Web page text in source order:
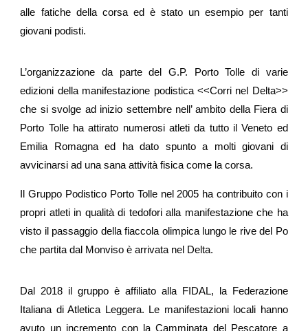
alle fatiche della corsa ed è stato un esempio per tanti
giovani podisti.
L’organizzazione da parte del G.P. Porto Tolle di varie
edizioni della manifestazione podistica <<Corri nel Delta>>
che si svolge ad inizio settembre nell’ ambito della Fiera di
Porto Tolle ha attirato numerosi atleti da tutto il Veneto ed
Emilia Romagna ed ha dato spunto a molti giovani di
avvicinarsi ad una sana attività fisica come la corsa.
Il Gruppo Podistico Porto Tolle nel 2005 ha contribuito con i
propri atleti in qualità di tedofori alla manifestazione che ha
visto il passaggio della fiaccola olimpica lungo le rive del Po
che partita dal Monviso è arrivata nel Delta.
Dal 2018 il gruppo è affiliato alla FIDAL, la Federazione
Italiana di Atletica Leggera. Le manifestazioni locali hanno
avuto un incremento con la Camminata del Pescatore a